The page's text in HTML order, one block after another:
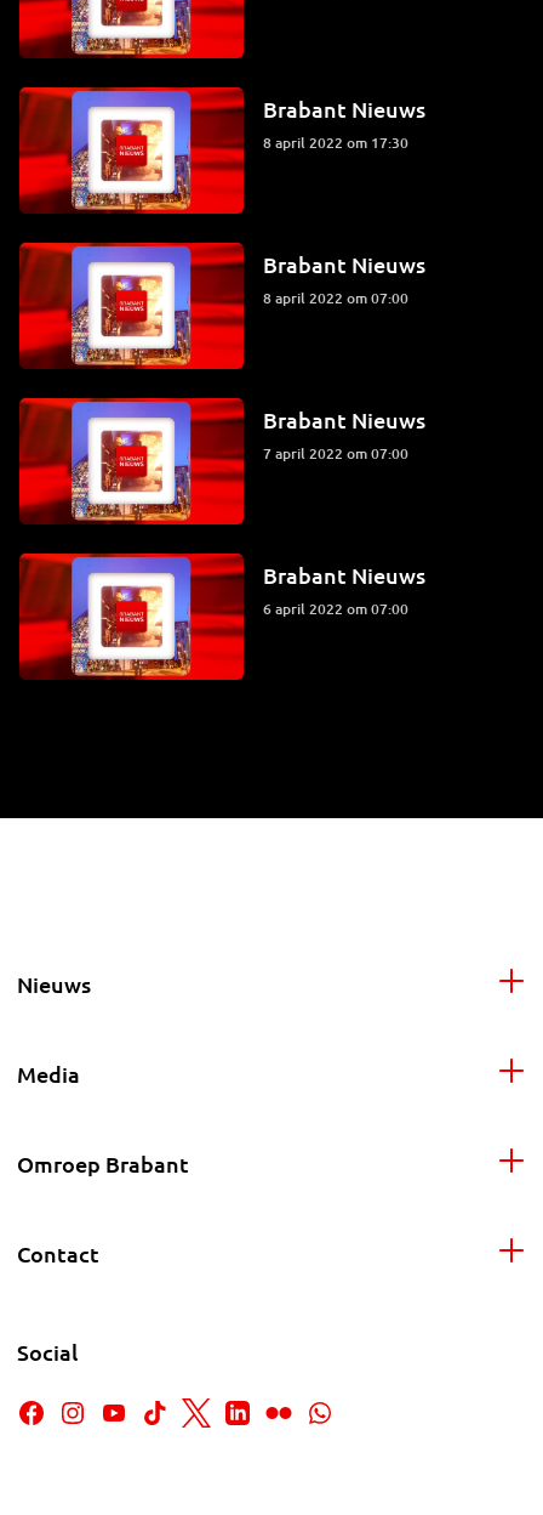
Brabant Nieuws
8 april 2022 om 17:30
Brabant Nieuws
8 april 2022 om 07:00
Brabant Nieuws
7 april 2022 om 07:00
Brabant Nieuws
6 april 2022 om 07:00
Nieuws
Media
Omroep Brabant
Contact
Social